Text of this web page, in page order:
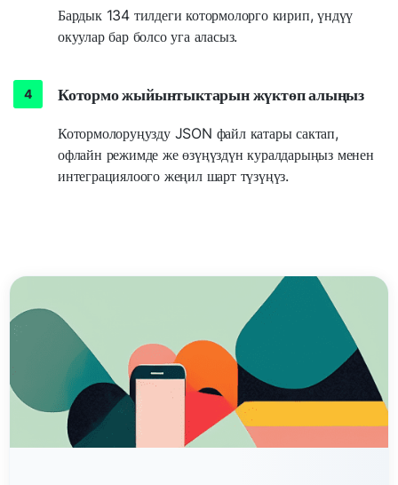
Бардык 134 тилдеги котормолорго кирип, үндүү
окуулар бар болсо уга аласыз.
Котормо жыйынтыктарын жүктөп алыңыз
Котормолоруңузду JSON файл катары сактап,
офлайн режимде же өзүңүздүн куралдарыңыз менен
интеграциялоого жеңил шарт түзүңүз.